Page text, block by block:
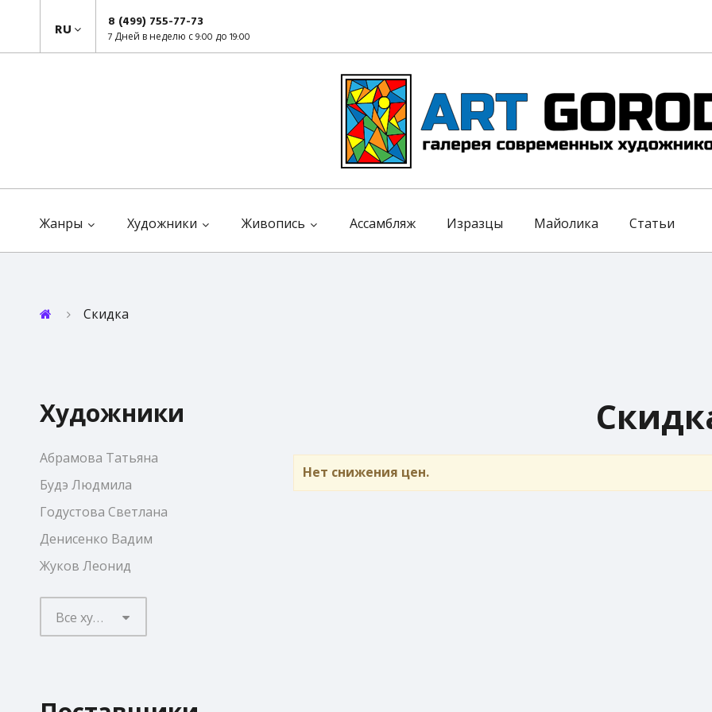
RU 8 (499) 755-77-73
7 Дней в неделю с 9:00 до 19:00
Жанры Художники Живопись Ассамбляж Изразцы Майолика Статьи
Скидка
Нет снижения цен.
Художники
Абрамова Татьяна
Будэ Людмила
Годустова Светлана
Денисенко Вадим
Жуков Леонид
Все художники